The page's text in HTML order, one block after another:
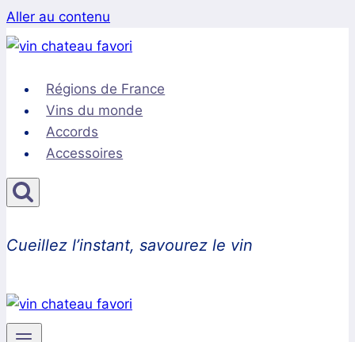
Aller au contenu
Régions de France
Vins du monde
Accords
Accessoires
Cueillez l’instant, savourez le vin